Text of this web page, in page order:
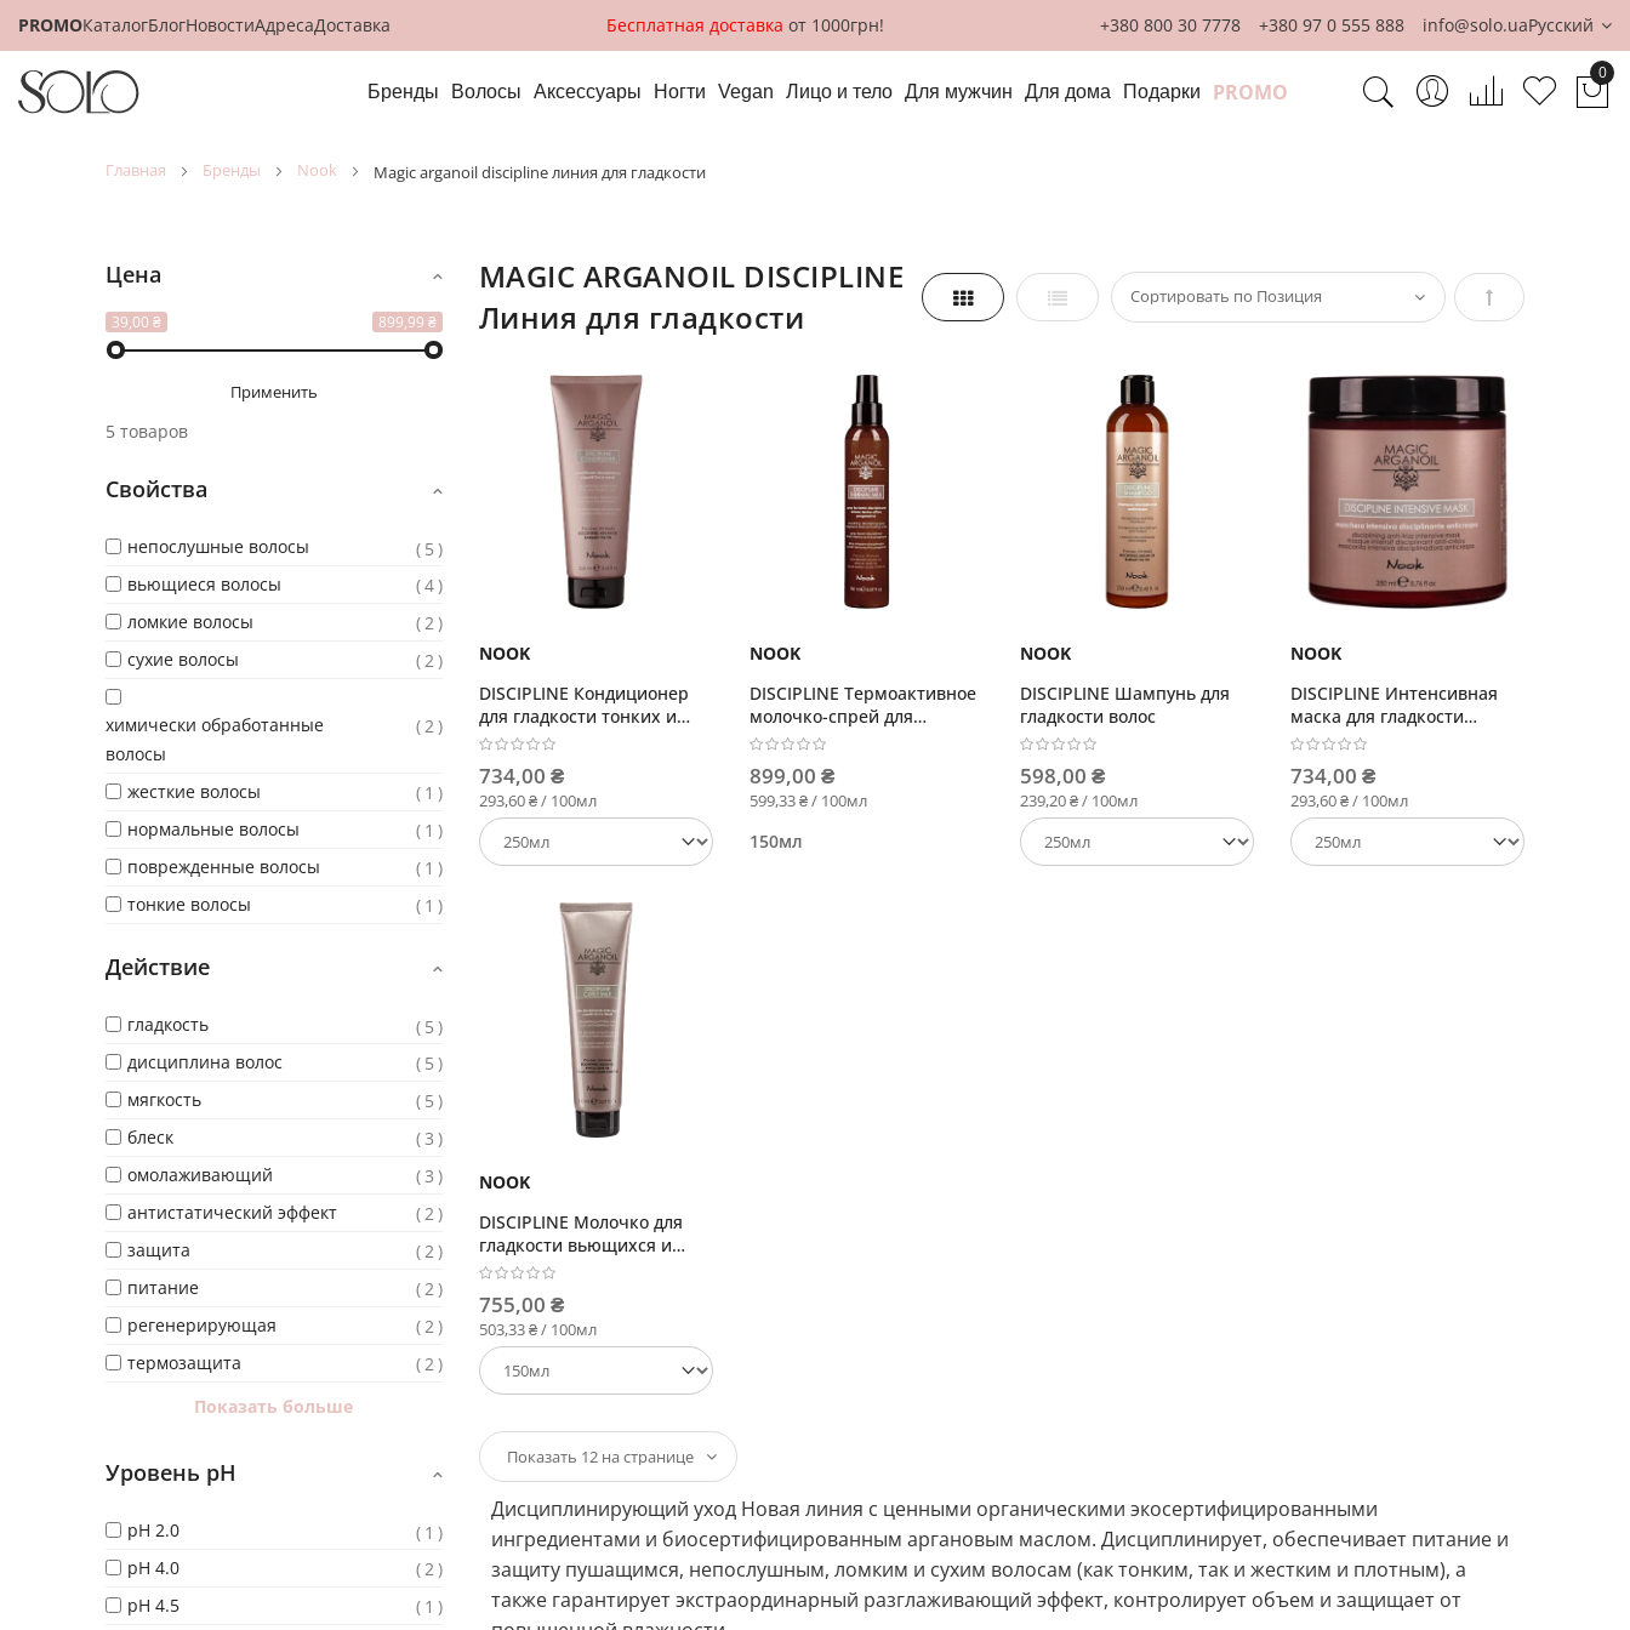
PROMOКаталогБлогНовостиАдресаДоставка Бесплатная доставка от 1000грн! +380 800 30 7778 +380 97 0 555 888 info@solo.uaРусский
Бренды Волосы Аксессуары Ногти Vegan Лицо и тело Для мужчин Для дома Подарки PROMO
0
главная бренды nook magic arganoil discipline линия для гладкости
MAGIC ARGANOIL DISCIPLINE
Линия для гладкости
Посмотреть,
Сетка Список
Задать
по
NOOK
DISCIPLINE Кондиционер
для гладкости тонких и
нормальных волос
734,00 ₴
293,60 ₴ / 100мл
NOOK
DISCIPLINE Термоактивное
молочко-спрей для
гладкости волос
899,00 ₴
599,33 ₴ / 100мл
150мл
NOOK
DISCIPLINE Шампунь для
гладкости волос
598,00 ₴
239,20 ₴ / 100мл
NOOK
DISCIPLINE Интенсивная
маска для гладкости
жестких и плотных волос
734,00 ₴
293,60 ₴ / 100мл
NOOK
DISCIPLINE Молочко для
гладкости вьющихся и
непослушных волос
755,00 ₴
503,33 ₴ / 100мл
Дисциплинирующий уход Новая линия с ценными органическими экосертифицированными
ингредиентами и биосертифицированным аргановым маслом. Дисциплинирует, обеспечивает питание и
защиту пушащимся, непослушным, ломким и сухим волосам (как тонким, так и жестким и плотным), а
также гарантирует экстраординарный разглаживающий эффект, контролирует объем и защищает от
Цена
39,00 ₴ 899,99 ₴
Применить
5 товаров
Свойства
непослушные волосы
5
вьющиеся волосы
4
ломкие волосы
2
сухие волосы
2
химически обработанные
волосы
2
жесткие волосы
1
нормальные волосы
1
поврежденные волосы
1
тонкие волосы
1
Действие
гладкость
5
дисциплина волос
5
мягкость
5
блеск
3
омолаживающий
3
антистатический эффект
2
защита
2
питание
2
регенерирующая
2
термозащита
2
Показать больше
Уровень pH
pH 2.0
1
pH 4.0
2
pH 4.5
1